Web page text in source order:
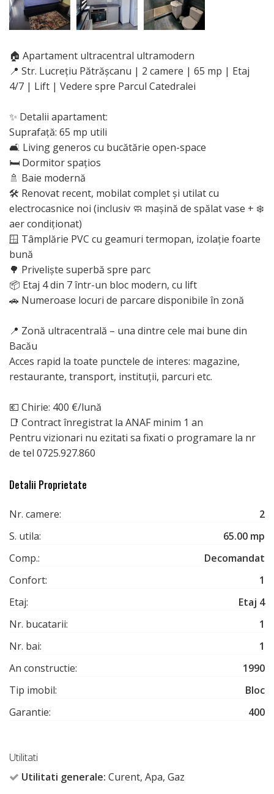
🏠 Apartament ultracentral ultramodern
📍 Str. Lucrețiu Pătrășcanu | 2 camere | 65 mp | Etaj
4/7 | Lift | Vedere spre Parcul Catedralei
✨ Detalii apartament:
Suprafață: 65 mp utili
🛋️ Living generos cu bucătărie open-space
🛏️ Dormitor spațios
🚿 Baie modernă
🛠️ Renovat recent, mobilat complet și utilat cu
electrocasnice noi (inclusiv 🧼 mașină de spălat vase + ❄️
aer condiționat)
🪟 Tâmplărie PVC cu geamuri termopan, izolație foarte
bună
🌳 Priveliște superbă spre parc
📦 Etaj 4 din 7 într-un bloc modern, cu lift
🚗 Numeroase locuri de parcare disponibile în zonă
📍 Zonă ultracentrală – una dintre cele mai bune din
Bacău
Acces rapid la toate punctele de interes: magazine,
restaurante, transport, instituții, parcuri etc.
💶 Chirie: 400 €/lună
📑 Contract înregistrat la ANAF minim 1 an
Pentru vizionari nu ezitati sa fixati o programare la nr
de tel 0725.927.860
Detalii Proprietate
Nr. camere:
2
S. utila:
65.00 mp
Comp.:
Decomandat
Confort:
1
Etaj:
Etaj 4
Nr. bucatarii:
1
Nr. bai:
1
An constructie:
1990
Tip imobil:
Bloc
Garantie:
400
Utilitati
Utilitati generale: Curent, Apa, Gaz